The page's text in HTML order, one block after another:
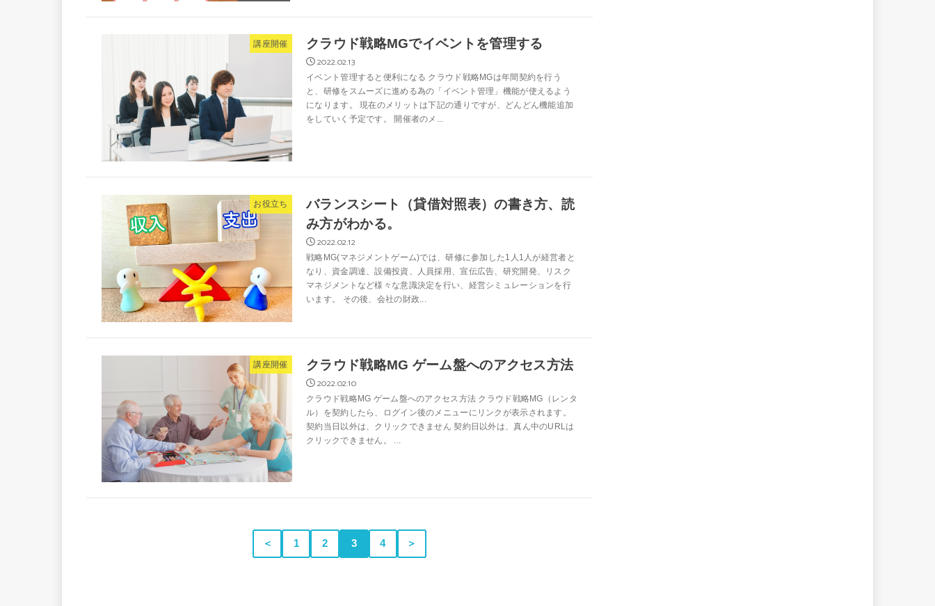
講座開催
クラウド戦略MGでイベントを管理する
2022.02.13
イベント管理すると便利になる クラウド戦略MGは年間契約を行う
と、研修をスムーズに進める為の「イベント管理」機能が使えるよう
になります。 現在のメリットは下記の通りですが、どんどん機能追加
をしていく予定です。 開催者のメ...
お役立ち
バランスシート（貸借対照表）の書き方、読
み方がわかる。
2022.02.12
戦略MG(マネジメントゲーム)では、研修に参加した1人1人が経営者と
なり、資金調達、設備投資、人員採用、宣伝広告、研究開発、リスク
マネジメントなど様々な意識決定を行い、経営シミュレーションを行
います。 その後、会社の財政...
講座開催
クラウド戦略MG ゲーム盤へのアクセス方法
2022.02.10
クラウド戦略MG ゲーム盤へのアクセス方法 クラウド戦略MG（レンタ
ル）を契約したら、ログイン後のメニューにリンクが表示されます。
契約当日以外は、クリックできません 契約日以外は、真ん中のURLは
クリックできません。 ...
＜ 1 2 3 4 ＞